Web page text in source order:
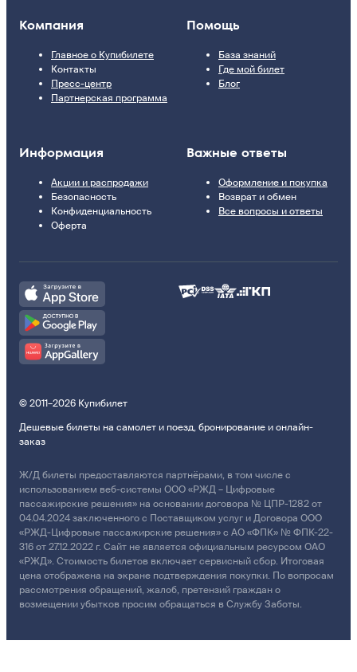
Компания
Главное о Купибилете
Контакты
Пресс-центр
Партнерская программа
Помощь
База знаний
Где мой билет
Блог
Информация
Акции и распродажи
Безопасность
Конфиденциальность
Оферта
Важные ответы
Оформление и покупка
Возврат и обмен
Все вопросы и ответы
© 2011–2026 Купибилет
Дешевые билеты на самолет и поезд, бронирование и онлайн-
заказ
Ж/Д билеты предоставляются партнёрами, в том числе с
использованием веб-системы ООО «РЖД – Цифровые
пассажирские решения» на основании договора № ЦПР-1282 от
04.04.2024 заключенного с Поставщиком услуг и Договора ООО
«РЖД-Цифровые пассажирские решения» с АО «ФПК» № ФПК-22-
316 от 27.12.2022 г. Сайт не является официальным ресурсом ОАО
«РЖД». Стоимость билетов включает сервисный сбор. Итоговая
цена отображена на экране подтверждения покупки. По вопросам
рассмотрения обращений, жалоб, претензий граждан о
возмещении убытков просим обращаться в Службу Заботы.